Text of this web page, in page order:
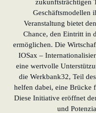
zukunftsträchtigen
Geschäftsmodellen
Veranstaltung bietet
Chance, den Eintritt in
ermöglichen. Die
IOSax –
eine wertvolle
die Werkbank32, Teil
helfen dabei, eine Brücke
Diese Initiative eröffnet
und